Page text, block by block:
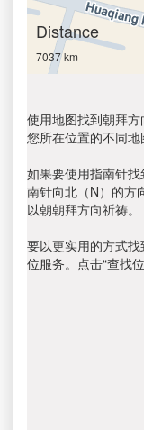
Distance
7037 km
使用地图找到朝拜
您所在位置的不同地
如果要使用指南针
南针向北（N）的方
以朝朝拜方向祈祷。
要以更实用的方式
位服务。点击“查找